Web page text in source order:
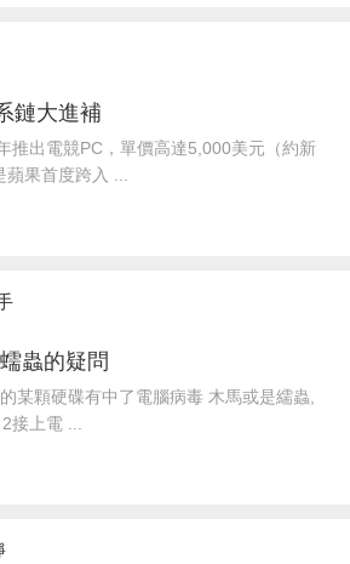
鏈大進補
推出電競PC，單價高達5,000美元（約新
果首度跨入 ...
蟲的疑問
某顆硬碟有中了電腦病毒 木馬或是繻蟲,
接上電 ...